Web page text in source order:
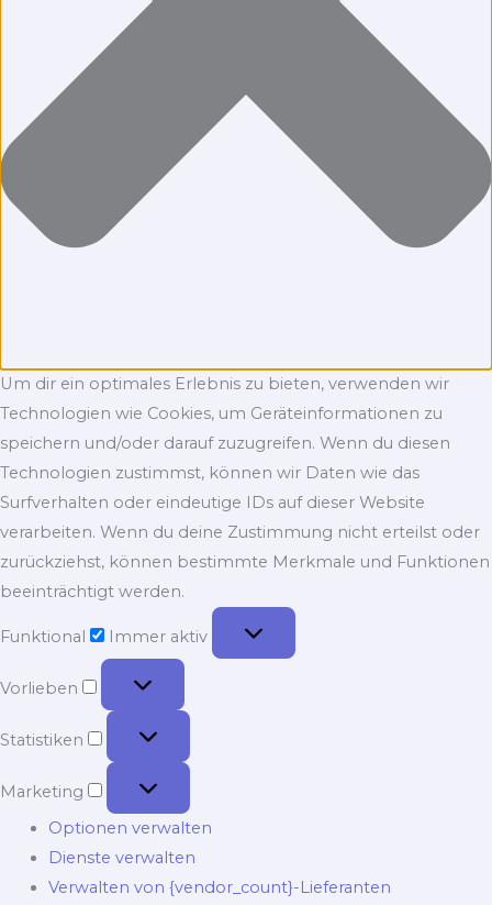
Um dir ein optimales Erlebnis zu bieten, verwenden wir
Technologien wie Cookies, um Geräteinformationen zu
speichern und/oder darauf zuzugreifen. Wenn du diesen
Technologien zustimmst, können wir Daten wie das
Surfverhalten oder eindeutige IDs auf dieser Website
verarbeiten. Wenn du deine Zustimmung nicht erteilst oder
zurückziehst, können bestimmte Merkmale und Funktionen
beeinträchtigt werden.
Funktional
Immer aktiv
Vorlieben
Vorlieben
Statistiken
Statistiken
Marketing
Marketing
Optionen verwalten
Dienste verwalten
Verwalten von {vendor_count}-Lieferanten